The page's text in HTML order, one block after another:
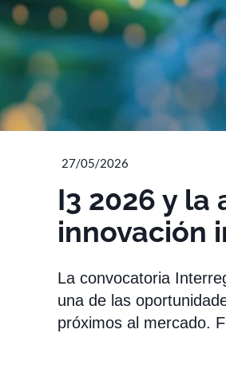
27/05/2026
I3 2026 y
innovación
La convocatoria
una de las
próximos al mercado.